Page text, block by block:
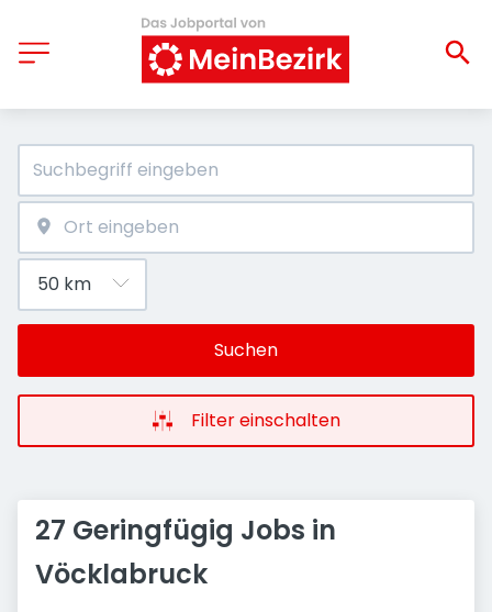
Suchen
Filter einschalten
27 Geringfügig Jobs in
Vöcklabruck